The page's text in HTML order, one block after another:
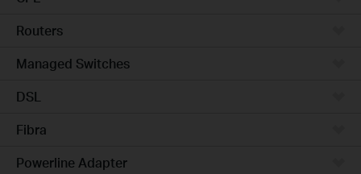
Routers
Managed Switches
DSL
Fibra
Powerline Adapter